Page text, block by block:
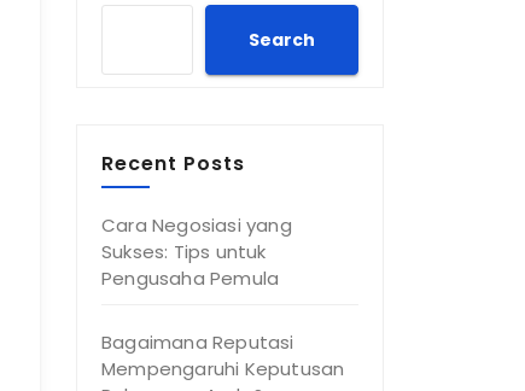
Search
Recent Posts
Cara Negosiasi yang
Sukses: Tips untuk
Pengusaha Pemula
Bagaimana Reputasi
Mempengaruhi Keputusan